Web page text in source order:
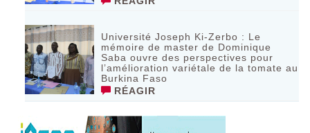
Université Joseph Ki-Zerbo : Le
mémoire de master de Dominique
Saba ouvre des perspectives pour
l’amélioration variétale de la tomate au
Burkina Faso
RÉAGIR